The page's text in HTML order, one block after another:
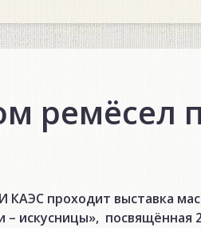
ремёсел
КАЭС проходит выставка
искусницы», посвящённая